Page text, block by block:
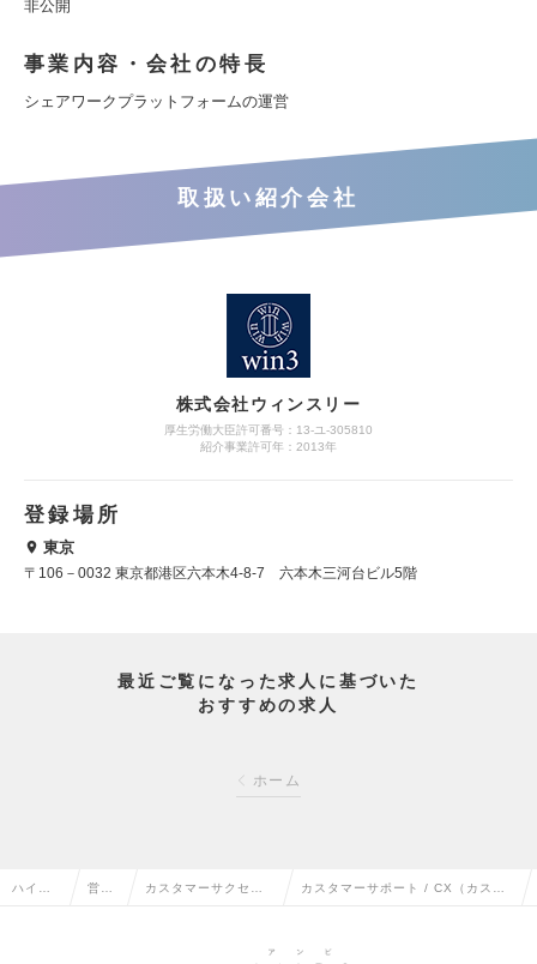
非公開
事業内容・会社の特長
シェアワークプラットフォームの運営
取扱い紹介会社
株式会社ウィンスリー
厚生労働大臣許可番号：13-ユ-305810
紹介事業許可年：2013年
登録場所
東京
〒106－0032 東京都港区六本木4-8-7 六本木三河台ビル5階
最近ご覧になった求人に基づいた
おすすめの求人
ホーム
ハイク 営業 カスタマーサクセ カスタマーサポート / CX（カスタ